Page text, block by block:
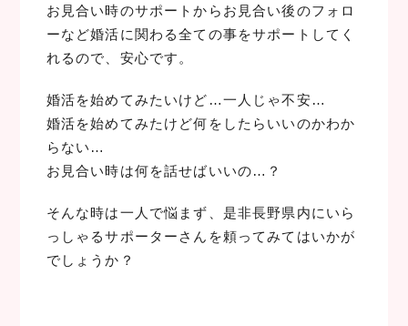
お見合い時のサポートからお見合い後のフォロ
ーなど婚活に関わる全ての事をサポートしてく
れるので、安心です。
婚活を始めてみたいけど…一人じゃ不安…
婚活を始めてみたけど何をしたらいいのかわか
らない…
お見合い時は何を話せばいいの…？
そんな時は一人で悩まず、是非長野県内にいら
っしゃるサポーターさんを頼ってみてはいかが
でしょうか？